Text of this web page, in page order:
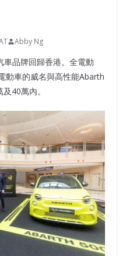
Abby Ng
品牌回歸香港。全電動
動車的威名與高性能Abarth
40萬內。